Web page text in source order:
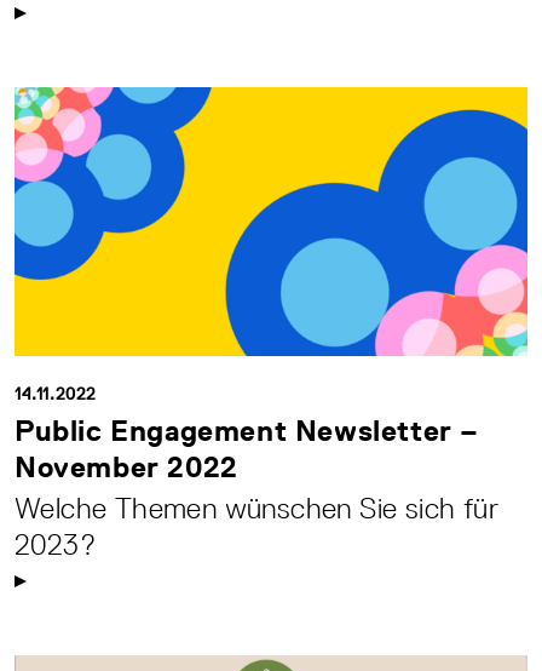
14.11.2022
Public Engagement Newsletter –
November 2022
Welche Themen wünschen Sie sich für
2023?